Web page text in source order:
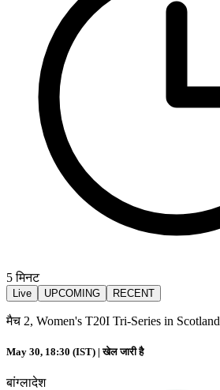
5मिनट
Live UPCOMING RECENT
मैच 2, Women's T20I Tri-Series in
May 30, 18:30 (IST) |खेल जारी है
बांग्लादेश